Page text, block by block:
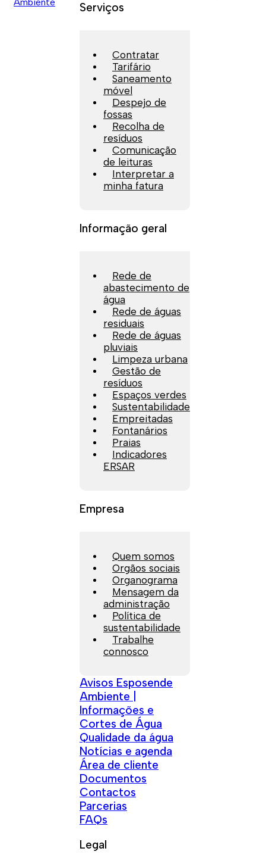
Serviços
Contratar
Tarifário
Saneamento
móvel
Despejo de
fossas
Recolha de
resíduos
Comunicação
de leituras
Interpretar a
minha fatura
Informação geral
Rede de
abastecimento de
água
Rede de águas
residuais
Rede de águas
pluviais
Limpeza urbana
Gestão de
resíduos
Espaços verdes
Sustentabilidade
Empreitadas
Fontanários
Praias
Indicadores
ERSAR
Empresa
Quem somos
Orgãos sociais
Organograma
Mensagem da
administração
Política de
sustentabilidade
Trabalhe
connosco
Avisos Esposende
Ambiente |
Informações e
Cortes de Água
Qualidade da água
Notícias e agenda
Área de cliente
Documentos
Contactos
Parcerias
FAQs
Legal